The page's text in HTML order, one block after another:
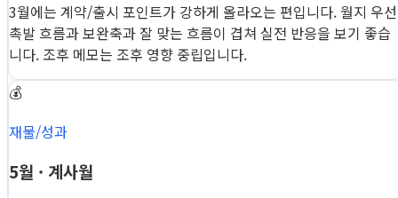
3월에는 계약/출시 포인트가 강하게 올라오는 편입니다. 월지 우선
촉발 흐름과 보완축과 잘 맞는 흐름이 겹쳐 실전 반응을 보기 좋습
니다. 조후 메모는 조후 영향 중립입니다.
💰
재물/성과
5월 · 계사월